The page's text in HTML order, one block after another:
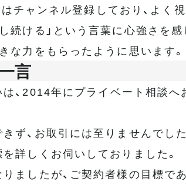
チャンネル登録しており、よく視
続ける」という言葉に心強さを
な力をもらったように思います。
言
、2014年にプライベート相談
ず、お取引には至りませんでし
詳しくお伺いしておりました。
ましたが、ご契約者様の目標で